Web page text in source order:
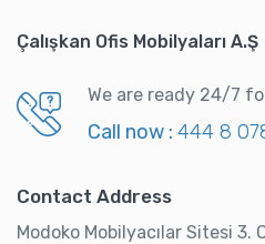
Çalışkan Ofis Mobilyaları A.Ş
We are ready 24/7
Call now : 444 8
Contact Address
Modoko Mobilyacılar Sitesi 3.